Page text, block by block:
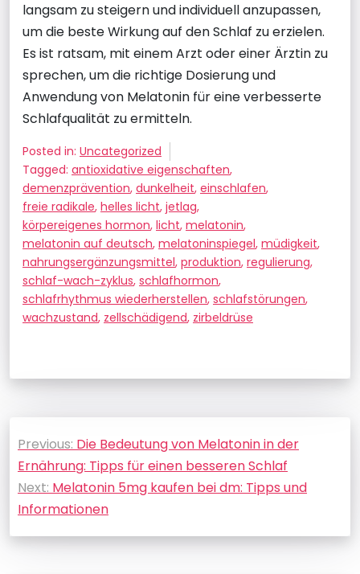
langsam zu steigern und individuell anzupassen,
um die beste Wirkung auf den Schlaf zu erzielen.
Es ist ratsam, mit einem Arzt oder einer Ärztin zu
sprechen, um die richtige Dosierung und
Anwendung von Melatonin für eine verbesserte
Schlafqualität zu ermitteln.
Posted in: Uncategorized
Tagged: antioxidative eigenschaften,
demenzprävention, dunkelheit, einschlafen,
freie radikale, helles licht, jetlag,
körpereigenes hormon, licht, melatonin,
melatonin auf deutsch, melatoninspiegel, müdigkeit,
nahrungsergänzungsmittel, produktion, regulierung,
schlaf-wach-zyklus, schlafhormon,
schlafrhythmus wiederherstellen, schlafstörungen,
wachzustand, zellschädigend, zirbeldrüse
Beitragsnavigation
Previous: Die Bedeutung von Melatonin in der
Ernährung: Tipps für einen besseren Schlaf
Next: Melatonin 5mg kaufen bei dm: Tipps und
Informationen